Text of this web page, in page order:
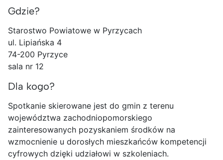
Gdzie?
Starostwo Powiatowe w Pyrzycach
ul. Lipiańska 4
74-200 Pyrzyce
sala nr 12
Dla kogo?
Spotkanie skierowane jest do gmin z terenu
województwa zachodniopomorskiego
zainteresowanych pozyskaniem środków na
wzmocnienie u dorosłych mieszkańców kompetencji
cyfrowych dzięki udziałowi w szkoleniach.